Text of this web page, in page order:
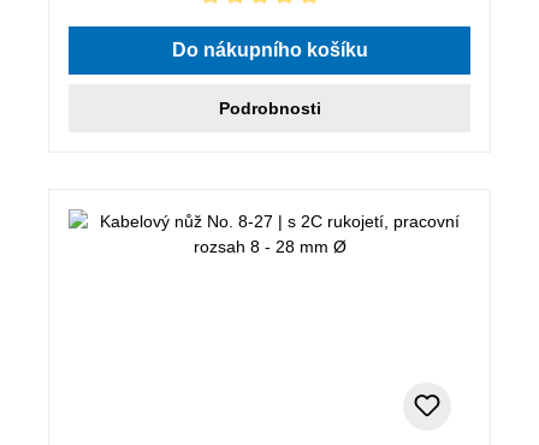
Průměrné hodnocení 5 z 5 hvězd
Do nákupního košíku
Podrobnosti